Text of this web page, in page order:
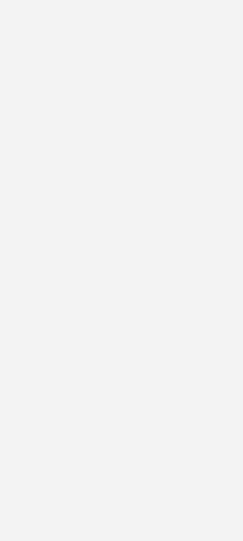
gesetzt und der Ablauf
und Aufbringen der
fixiertes Dichtband
Fußboden. Die anschließend
für die innige Verbindung
das Eindringen von
der keramische
spielt dabei keine Rolle: Mit
lässt sich der
exakt auf Fliesenniveau
Mitte heraus in jede Richtung
bei der Erstellung solcher
und Fliesenleger Hand in
Ablauf, der Fliesenleger sorgt für
Dünnbettabdichtung haben
Verfahren heute auf jeden
ist. Dies gilt umso mehr,
zusätzlich spe­zielle